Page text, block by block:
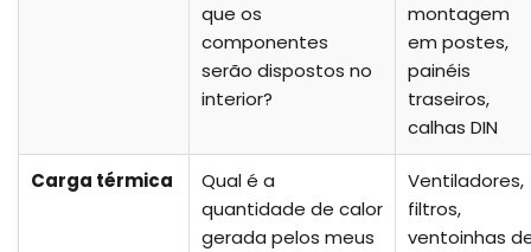
que os
componentes
serão dispostos no
interior?
montagem
em postes,
painéis
traseiros,
calhas DIN
Carga térmica
Qual é a
quantidade de calor
gerada pelos meus
Ventiladores,
filtros,
ventoinhas